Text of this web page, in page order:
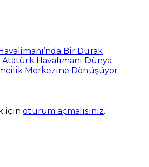
Bir Durak
Havalimanı Dünya
Merkezine Dönüşüyor
için oturum açmalısınız.